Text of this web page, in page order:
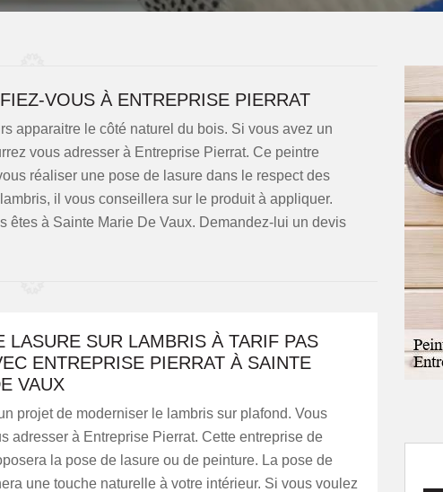
VOUS À ENTREPRISE PIERRAT
apparaitre le côté naturel du bois. Si vous avez un
vous adresser à Entreprise Pierrat. Ce peintre
réaliser une pose de lasure dans le respect des
il vous conseillera sur le produit à appliquer.
êtes à Sainte Marie De Vaux. Demandez-lui un devis
LASURE SUR LAMBRIS À TARIF PAS
ENTREPRISE PIERRAT À SAINTE
VAUX
projet de moderniser le lambris sur plafond. Vous
adresser à Entreprise Pierrat. Cette entreprise de
la pose de lasure ou de peinture. La pose de
une touche naturelle à votre intérieur. Si vous voulez